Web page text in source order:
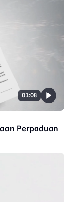
01:08
Perpaduan